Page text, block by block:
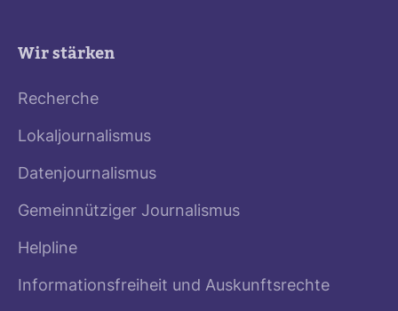
Wir stärken
Recherche
Lokaljournalismus
Datenjournalismus
Gemeinnütziger Journalismus
Helpline
Informationsfreiheit und Auskunftsrechte